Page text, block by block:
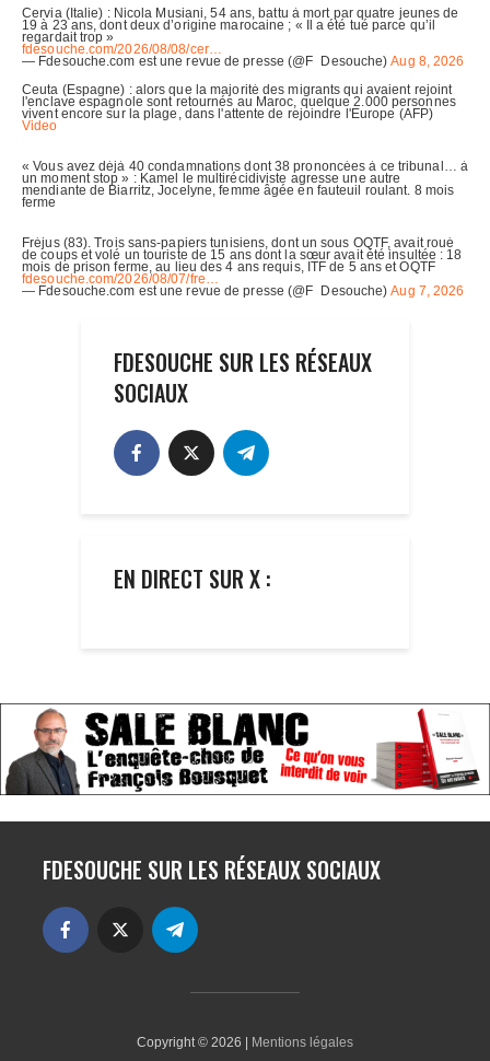
FDESOUCHE SUR LES RÉSEAUX
SOCIAUX
EN DIRECT SUR X :
FDESOUCHE SUR LES RÉSEAUX SOCIAUX
Copyright © 2026 | Mentions légales